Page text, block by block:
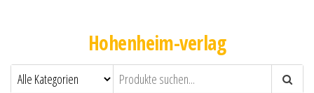
Hohenheim-verlag